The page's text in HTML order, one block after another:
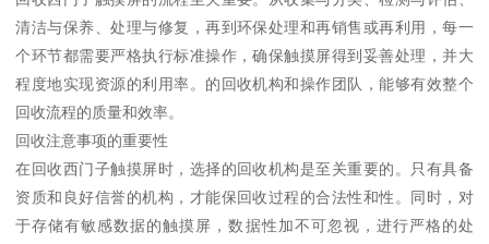
清洁与保养、处理与修复，再到环保处理和再销售或再利用，每一
个环节都需要严格执行标准操作，确保触摸屏得到妥善处理，并大
程度地实现资源的利用率。的回收机构和操作团队，能够有效整个
回收流程的质量和效率。
回收注意事项的重要性
在回收西门子触摸屏时，选择的回收机构是至关重要的。只有具备
资质和良好信誉的机构，才能保回收过程的合法性和性。同时，对
于存储有敏感数据的触摸屏，数据性加不可忽视，进行严格的处